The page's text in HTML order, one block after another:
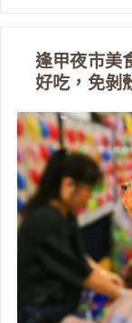
逢甲夜市美
好吃，免剝